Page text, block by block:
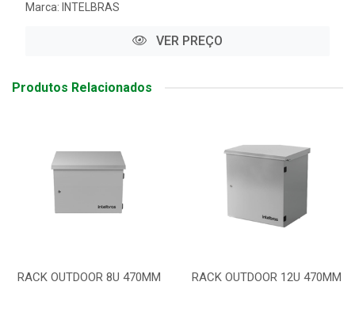
Marca: INTELBRAS
VER PREÇO
Produtos Relacionados
RACK OUTDOOR 8U 470MM RACK OUTDOOR 12U 470MM